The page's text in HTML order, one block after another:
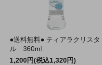
●送料無料● ティアラクリスタ
ル 360ml
1,200円(税込1,320円)